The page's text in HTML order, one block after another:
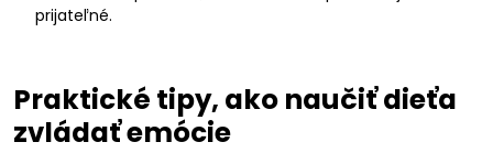
prijateľné.
Praktické tipy, ako naučiť dieťa
zvládať emócie